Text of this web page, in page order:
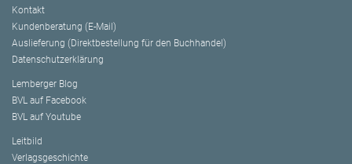
Kontakt
Kundenberatung (E-Mail)
Auslieferung (Direktbestellung für den Buchhandel)
Datenschutzerklärung
Lemberger Blog
BVL auf Facebook
BVL auf Youtube
Leitbild
Verlagsgeschichte